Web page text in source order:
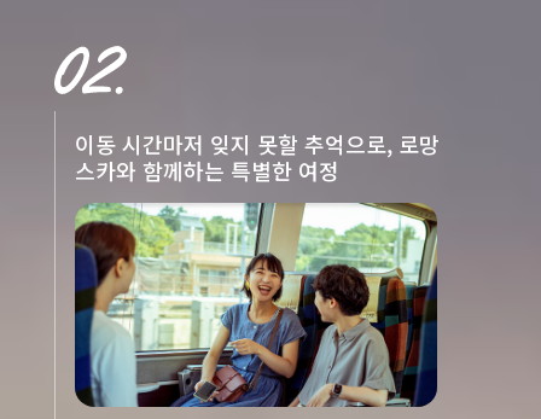
이동 시간마저 잊지 못할 추억으로, 로망
스카와 함께하는 특별한 여정